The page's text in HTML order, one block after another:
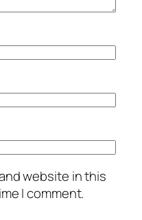
website in this
I comment.